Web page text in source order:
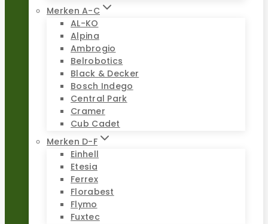
Merken A-C
AL-KO
Alpina
Ambrogio
Belrobotics
Black & Decker
Bosch Indego
Central Park
Cramer
Cub Cadet
Merken D-F
Einhell
Etesia
Ferrex
Florabest
Flymo
Fuxtec